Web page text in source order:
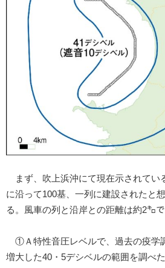
まず、吹上浜沖にて現在示されてい
に沿って100基、一列に建設されたと
る。風車の列と沿岸との距離は約2㌔で
①Ａ特性音圧レベルで、過去の疫学
増大した40・5デシベルの範囲を調べ